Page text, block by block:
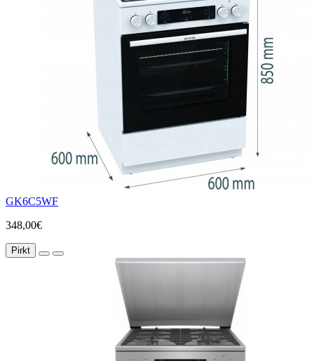
GK6C5WF
348,00€
Pirkt